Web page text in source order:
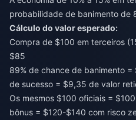
probabilidade de banimento de
Cálculo do valor esperado:
Compra de $100 em terceiros
$85
89% de chance de banimento
de sucesso = $9,35 de valor
Os mesmos $100 oficiais =
bônus = $120-$140 com risco